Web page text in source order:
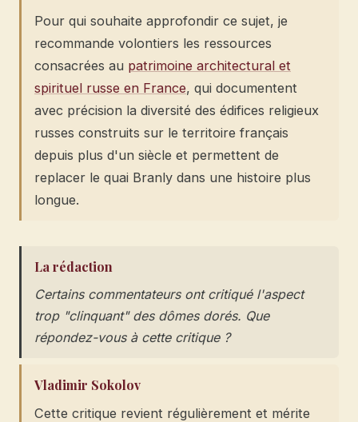
Pour qui souhaite approfondir ce sujet, je
recommande volontiers les ressources
consacrées au patrimoine architectural et
spirituel russe en France, qui documentent
avec précision la diversité des édifices religieux
russes construits sur le territoire français
depuis plus d'un siècle et permettent de
replacer le quai Branly dans une histoire plus
longue.
La rédaction
Certains commentateurs ont critiqué l'aspect
trop "clinquant" des dômes dorés. Que
répondez-vous à cette critique ?
Vladimir Sokolov
Cette critique revient régulièrement et mérite